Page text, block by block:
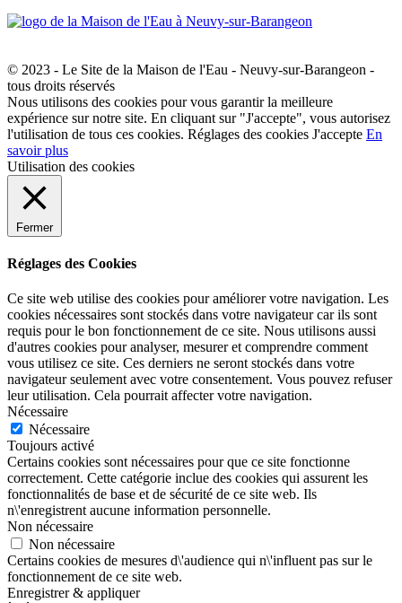
© 2023 - Le Site de la Maison de l'Eau - Neuvy-sur-Barangeon -
tous droits réservés
Nous utilisons des cookies pour vous garantir la meilleure
expérience sur notre site. En cliquant sur "J'accepte", vous autorisez
l'utilisation de tous ces cookies. Réglages des cookies J'accepte En
savoir plus
Utilisation des cookies
Fermer
Réglages des Cookies
Ce site web utilise des cookies pour améliorer votre navigation. Les
cookies nécessaires sont stockés dans votre navigateur car ils sont
requis pour le bon fonctionnement de ce site. Nous utilisons aussi
d'autres cookies pour analyser, mesurer et comprendre comment
vous utilisez ce site. Ces derniers ne seront stockés dans votre
navigateur seulement avec votre consentement. Vous pouvez refuser
leur utilisation. Cela pourrait affecter votre navigation.
Nécessaire
Nécessaire
Toujours activé
Certains cookies sont nécessaires pour que ce site fonctionne
correctement. Cette catégorie inclue des cookies qui assurent les
fonctionnalités de base et de sécurité de ce site web. Ils
n\'enregistrent aucune information personnelle.
Non nécessaire
Non nécessaire
Certains cookies de mesures d\'audience qui n\'influent pas sur le
fonctionnement de ce site web.
Enregistrer & appliquer